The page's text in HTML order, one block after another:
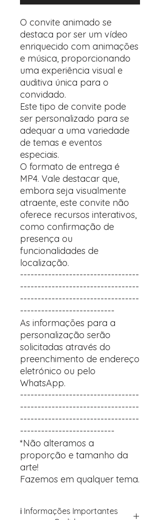
O convite animado se
destaca por ser um vídeo
enriquecido com animações
e música, proporcionando
uma experiência visual e
auditiva única para o
convidado.
Este tipo de convite pode
ser personalizado para se
adequar a uma variedade
de temas e eventos
especiais.
O formato de entrega é
MP4. Vale destacar que,
embora seja visualmente
atraente, este convite não
oferece recursos interativos,
como confirmação de
presença ou
funcionalidades de
localização.
----------------------------------
----------------------------------
----------------------------------
---------------------------
As informações para a
personalização serão
solicitadas através do
preenchimento de endereço
eletrónico ou pelo
WhatsApp.
----------------------------------
----------------------------------
----------------------------------
---------------------------
*Não alteramos a
proporção e tamanho da
arte!
Fazemos em qualquer tema.
ℹ️ Informações Importantes